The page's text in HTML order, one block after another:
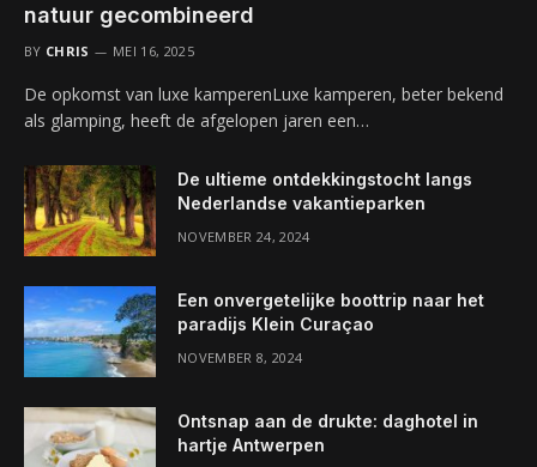
natuur gecombineerd
BY CHRIS MEI 16, 2025
De opkomst van luxe kamperenLuxe kamperen, beter bekend
als glamping, heeft de afgelopen jaren een…
De ultieme ontdekkingstocht langs
Nederlandse vakantieparken
NOVEMBER 24, 2024
Een onvergetelijke boottrip naar het
paradijs Klein Curaçao
NOVEMBER 8, 2024
Ontsnap aan de drukte: daghotel in
hartje Antwerpen